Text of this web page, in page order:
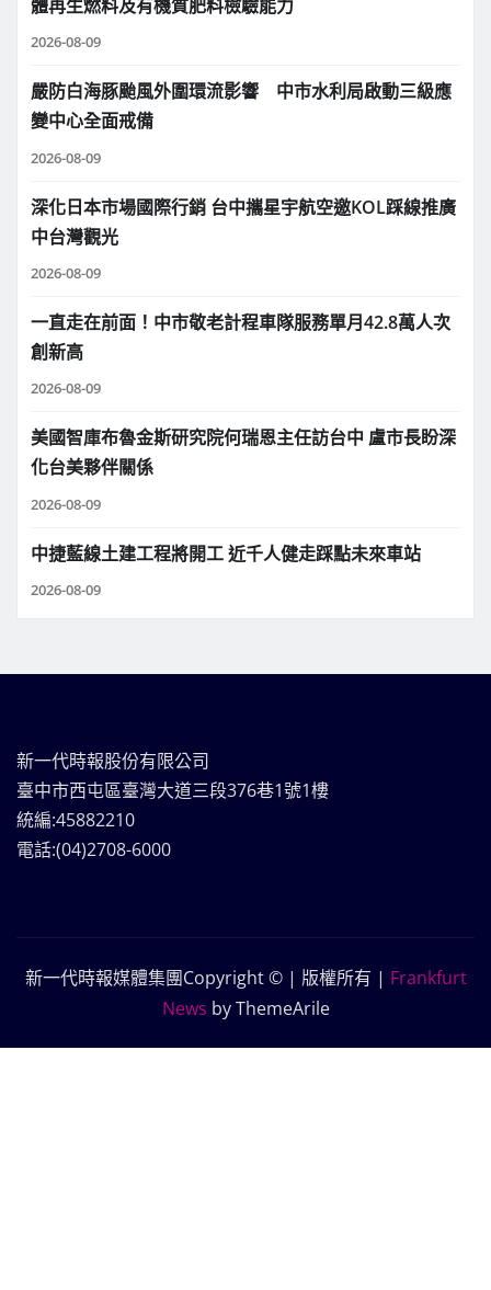
體再生燃料及有機質肥料檢驗能力
2026-08-09
嚴防白海豚颱風外圍環流影響 中市水利局啟動三級應
變中心全面戒備
2026-08-09
深化日本市場國際行銷 台中攜星宇航空邀KOL踩線推廣
中台灣觀光
2026-08-09
一直走在前面！中市敬老計程車隊服務單月42.8萬人次
創新高
2026-08-09
美國智庫布魯金斯研究院何瑞恩主任訪台中 盧市長盼深
化台美夥伴關係
2026-08-09
中捷藍線土建工程將開工 近千人健走踩點未來車站
2026-08-09
新一代時報股份有限公司
臺中市西屯區臺灣大道三段376巷1號1樓
統編:45882210
電話:(04)2708-6000
新一代時報媒體集團Copyright © | 版權所有 | Frankfurt
News by ThemeArile